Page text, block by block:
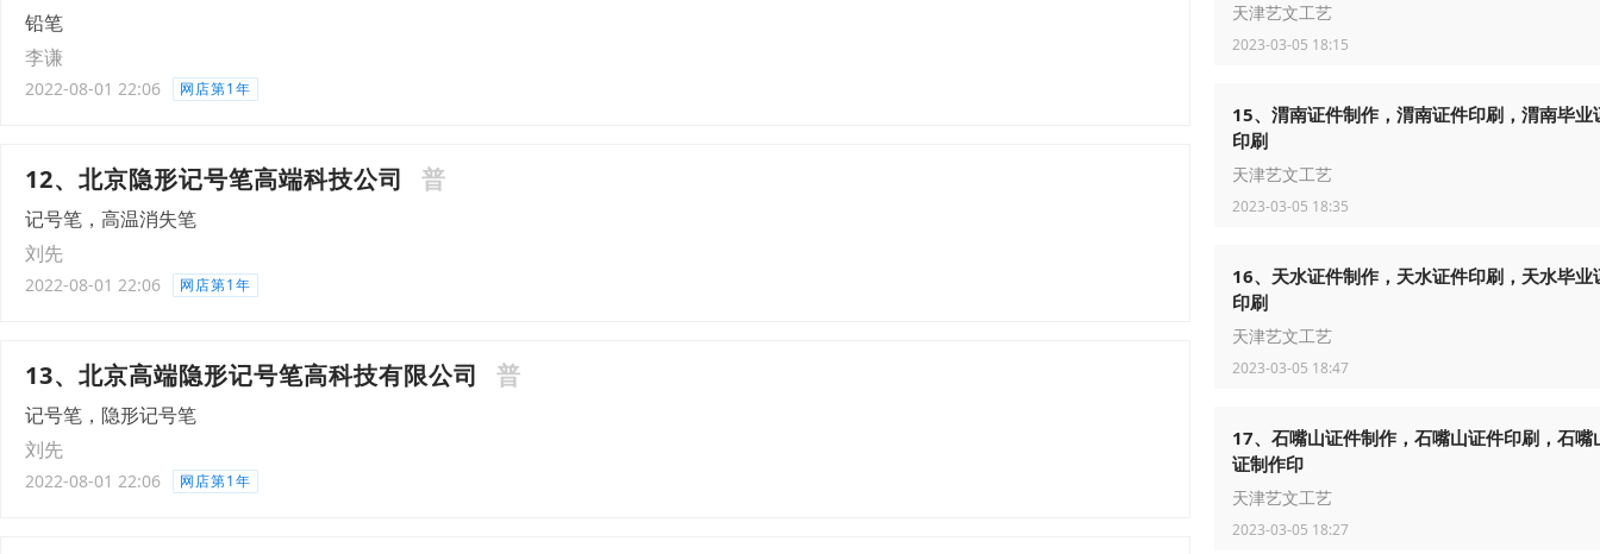
铅笔
李谦
2022-08-01 22:06 网店第1年
12、北京隐形记号笔高端科技公司 普
记号笔，高温消失笔
刘先
2022-08-01 22:06 网店第1年
13、北京高端隐形记号笔高科技有限公司 普
记号笔，隐形记号笔
刘先
2022-08-01 22:06 网店第1年
天津艺文工艺
2023-03-05 18:15
15、渭南证件制作，渭南证件印刷，渭南毕业
印刷
天津艺文工艺
2023-03-05 18:35
16、天水证件制作，天水证件印刷，天水毕业
印刷
天津艺文工艺
2023-03-05 18:47
17、石嘴山证件制作，石嘴山证件印刷，石嘴
证制作印
天津艺文工艺
2023-03-05 18:27